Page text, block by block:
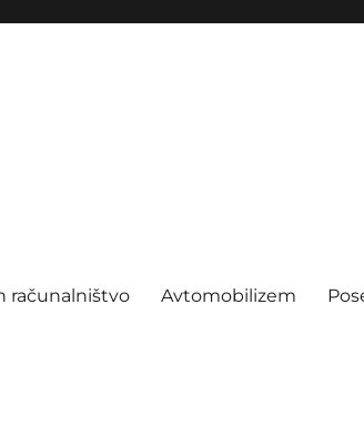
računalništvo Avtomobilizem